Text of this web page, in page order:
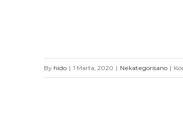
Sretan Dan nezavisnosti!
By hido | 1 Marta, 2020 | Nekategorisano |